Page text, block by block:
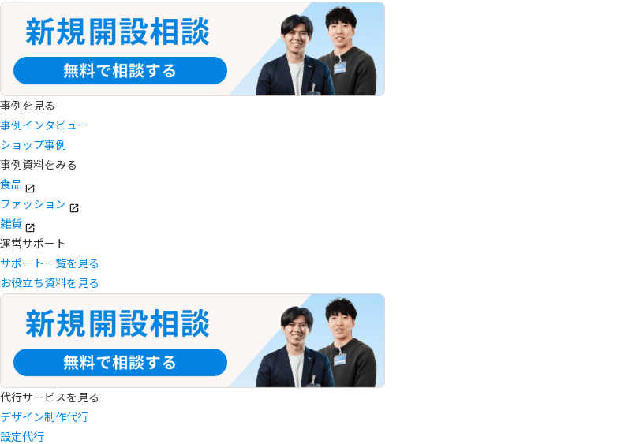
事例を見る
事例インタビュー
ショップ事例
事例資料をみる
食品
ファッション
雑貨
運営サポート
サポート一覧を見る
お役立ち資料を見る
代行サービスを見る
デザイン制作代行
設定代行